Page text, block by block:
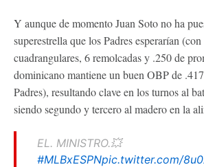
Y aunque de momento Juan Soto no ha
superestrella que los Padres esperarían
cuadrangulares, 6 remolcadas y .250 de
dominicano mantiene un buen OBP de
Padres), resultando clave en los turnos al
siendo segundo y tercero al madero en la
EL. MINISTRO.💥
#MLBxESPNpic.twitter.com/